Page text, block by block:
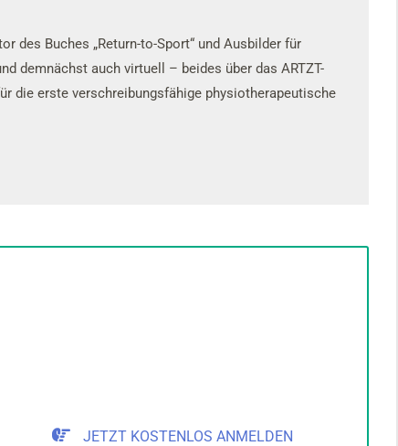
des Buches „Return-to-Sport“ und Ausbilder für
demnächst auch virtuell – beides über das ARTZT-
die erste verschreibungsfähige physiotherapeutische
JETZT KOSTENLOS ANMELDEN